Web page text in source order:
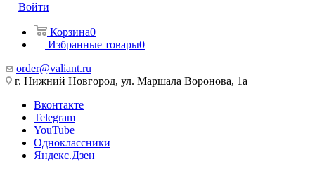
Войти
Корзина0
Избранные товары0
order@valiant.ru
г. Нижний Новгород, ул. Маршала Воронова, 1а
Вконтакте
Telegram
YouTube
Одноклассники
Яндекс.Дзен